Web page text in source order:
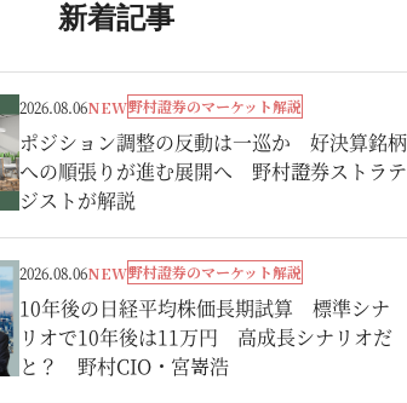
新着記事
2026.08.06NEW野村證券のマーケット解説
ポジション調整の反動は一巡か 好決算銘柄
への順張りが進む展開へ 野村證券ストラテ
ジストが解説
2026.08.06NEW野村證券のマーケット解説
10年後の日経平均株価長期試算 標準シナ
リオで10年後は11万円 高成長シナリオだ
と？ 野村CIO・宮嵜浩